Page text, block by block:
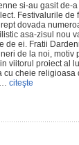
si-au gasit de-
Festivalurile de
dovada
asa-zisul nou
de ei. Fratii
de la noi, motiv
viitorul proiect al
cheie religioasa
citeşte